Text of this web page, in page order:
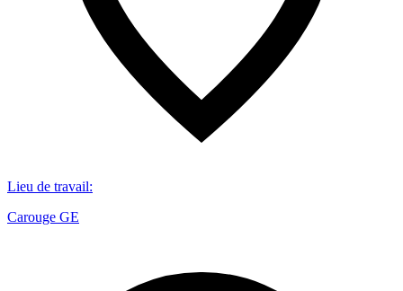
Lieu de travail:
Carouge GE